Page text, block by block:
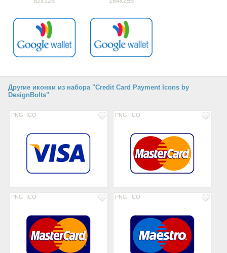
Другие иконки из набора "Credit Card Payment Icons by
DesignBolts"
PNG ICO PNG ICO
PNG ICO PNG ICO